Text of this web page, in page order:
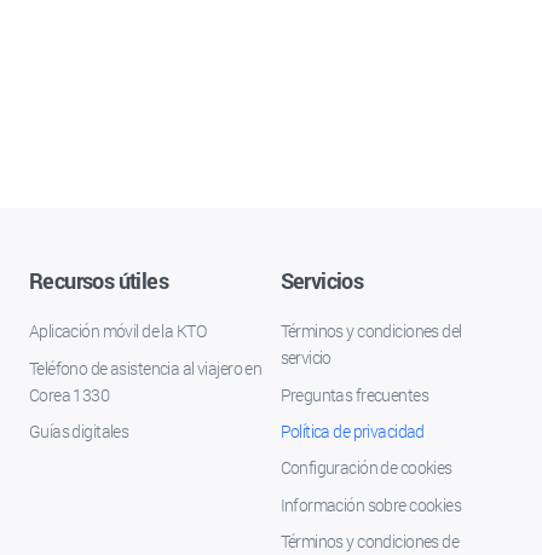
Recursos útiles
Aplicación móvil de la KTO
Teléfono de asistencia al viajero en
Corea 1330
Guías digitales
Servicios
Términos y condiciones del
servicio
Preguntas frecuentes
Política de privacidad
Configuración de cookies
Información sobre cookies
Términos y condiciones de